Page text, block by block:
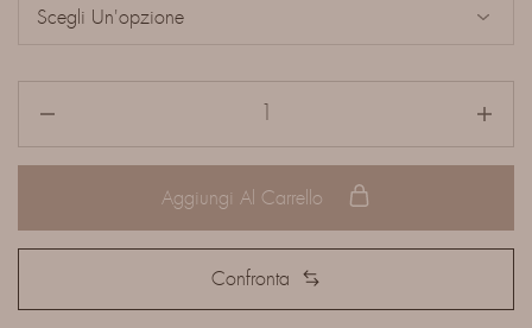
Aggiungi Al Carrello
Confronta